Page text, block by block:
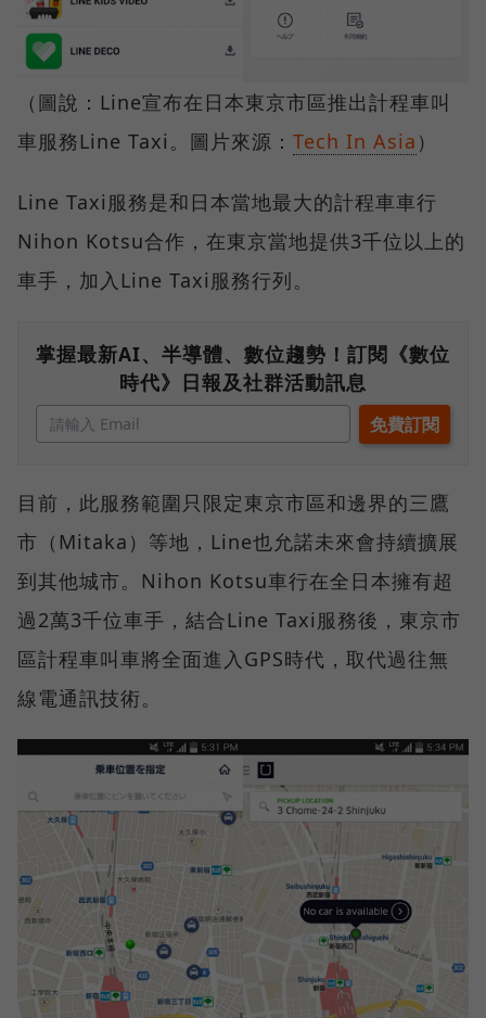
（圖說：Line宣布在日本東京市區推出計程車叫
車服務Line Taxi。圖片來源： Tech In Asia ）
Line Taxi服務是和日本當地最大的計程車車行
Nihon Kotsu合作，在東京當地提供3千位以上的
車手，加入Line Taxi服務行列。
掌握最新AI、半導體、數位趨勢！訂閱《數位
時代》日報及社群活動訊息
目前，此服務範圍只限定東京市區和邊界的三鷹
市（Mitaka）等地，Line也允諾未來會持續擴展
到其他城市。Nihon Kotsu車行在全日本擁有超
過2萬3千位車手，結合Line Taxi服務後，東京市
區計程車叫車將全面進入GPS時代，取代過往無
線電通訊技術。